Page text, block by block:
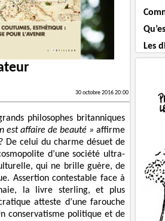
30 octobre 2016 20:00
philosophes britanniques
est affaire de beauté » affirme
De celui du charme désuet de
d’une société ultra-
qui ne brille guère, de
Assertion contestable face à
la livre sterling, et plus
atteste d’une farouche
conservatisme politique et de
Les